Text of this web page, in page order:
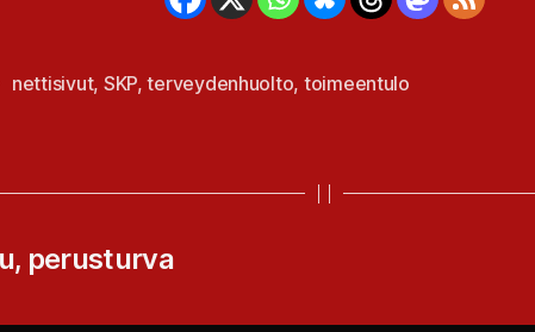
nettisivut, SKP,terveydenhuolto, toimeentulo
perusturva